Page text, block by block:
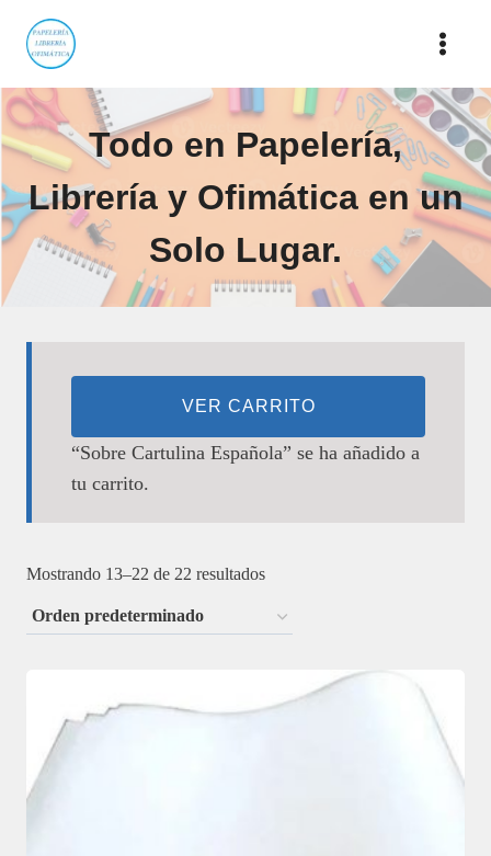
Saltar
contenido
Todo en Papelería,
Librería y Ofimática en un
Solo Lugar.
“Sobre Cartulina Española” se ha añadido a
tu carrito.
VER CARRITO
Mostrando 13–22 de 22 resultados